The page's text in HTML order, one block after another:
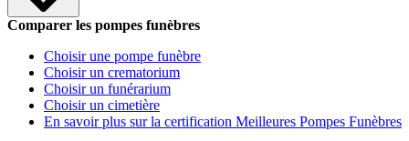
Comparer les pompes funèbres
Choisir une pompe funèbre
Choisir un crematorium
Choisir un funérarium
Choisir un cimetière
En savoir plus sur la certification Meilleures Pompes Funèbres